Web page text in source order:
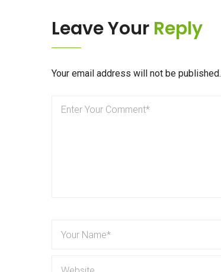
Leave Your Reply
Your email address will not be published.